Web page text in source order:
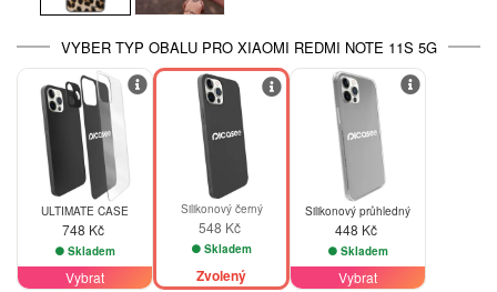
VYBER TYP OBALU PRO XIAOMI REDMI NOTE 11S 5G
ULTIMATE CASE
748 Kč
Skladem
Vybrat
Silikonový černý
548 Kč
Skladem
Zvolený
Silikonový průhledný
448 Kč
Skladem
Vybrat